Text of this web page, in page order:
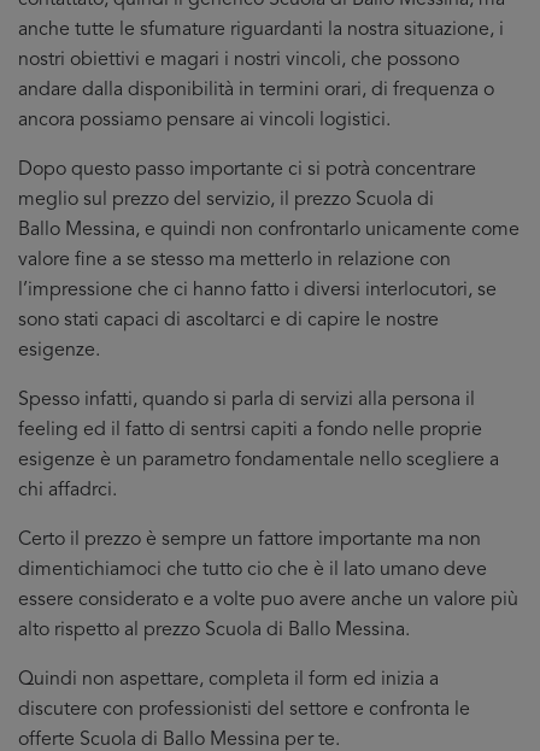
anche tutte le sfumature riguardanti la nostra situazione, i
nostri obiettivi e magari i nostri vincoli, che possono
andare dalla disponibilità in termini orari, di frequenza o
ancora possiamo pensare ai vincoli logistici.
Dopo questo passo importante ci si potrà concentrare
meglio sul prezzo del servizio, il prezzo Scuola di
Ballo Messina, e quindi non confrontarlo unicamente come
valore fine a se stesso ma metterlo in relazione con
l’impressione che ci hanno fatto i diversi interlocutori, se
sono stati capaci di ascoltarci e di capire le nostre
esigenze.
Spesso infatti, quando si parla di servizi alla persona il
feeling ed il fatto di sentrsi capiti a fondo nelle proprie
esigenze è un parametro fondamentale nello scegliere a
chi affadrci.
Certo il prezzo è sempre un fattore importante ma non
dimentichiamoci che tutto cio che è il lato umano deve
essere considerato e a volte puo avere anche un valore più
alto rispetto al prezzo Scuola di Ballo Messina.
Quindi non aspettare, completa il form ed inizia a
discutere con professionisti del settore e confronta le
offerte Scuola di Ballo Messina per te.